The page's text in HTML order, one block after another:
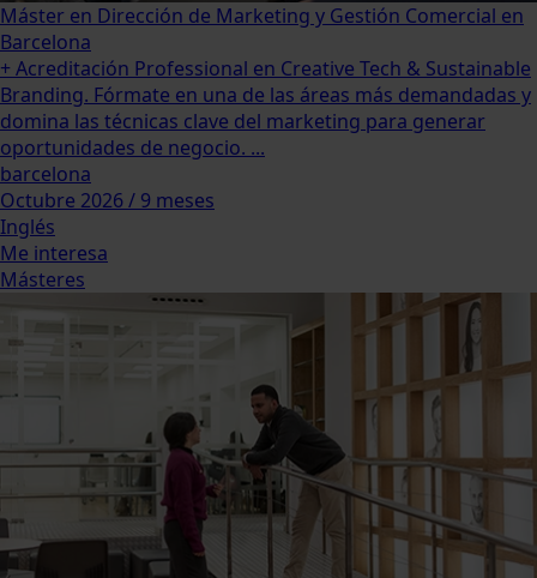
Máster en Dirección de Marketing y Gestión Comercial en
Barcelona
+ Acreditación Professional en Creative Tech & Sustainable
Branding. Fórmate en una de las áreas más demandadas y
domina las técnicas clave del marketing para generar
oportunidades de negocio. ...
barcelona
Octubre 2026 / 9 meses
Inglés
Me interesa
Másteres